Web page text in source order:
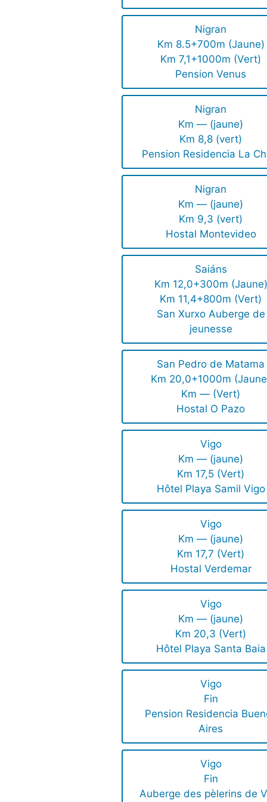
Nigran
Km 8.5+700m (Jaune)
Km 7,1+1000m (Vert)
Pension Venus
Nigran
Km — (jaune)
Km 8,8 (vert)
Pension Residencia La
Nigran
Km — (jaune)
Km 9,3 (vert)
Hostal Montevideo
Saiáns
Km 12,0+300m (Jaune)
Km 11,4+800m (Vert)
San Xurxo Auberge de
jeunesse
San Pedro de Matama
Km 20,0+1000m
Km — (Vert)
Hostal O Pazo
Vigo
Km — (jaune)
Km 17,5 (Vert)
Hôtel Playa Samil Vigo
Vigo
Km — (jaune)
Km 17,7 (Vert)
Hostal Verdemar
Vigo
Km — (jaune)
Km 20,3 (Vert)
Hôtel Playa Santa Baia
Vigo
Fin
Pension Residencia
Aires
Vigo
Fin
Auberge des pèlerins de